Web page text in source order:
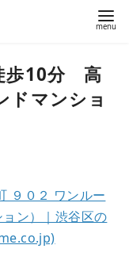
歩10分 高
ドマンショ
９０２ ワンルー
ン）｜渋谷区の